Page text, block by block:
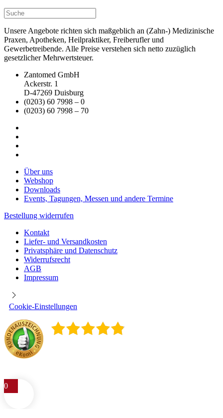
Unsere Angebote richten sich maßgeblich an (Zahn-) Medizinische
Praxen, Apotheken, Heilpraktiker, Freiberufler und
Gewerbetreibende. Alle Preise verstehen sich netto zuzüglich
gesetzlicher Mehrwertsteuer.
Zantomed GmbH
Ackerstr. 1
D-47269 Duisburg
(0203) 60 7998 – 0
(0203) 60 7998 – 70
Über uns
Webshop
Downloads
Events, Tagungen, Messen und andere Termine
Bestellung widerrufen
Kontakt
Liefer- und Versandkosten
Privatsphäre und Datenschutz
Widerrufsrecht
AGB
Impressum
Cookie-Einstellungen
0